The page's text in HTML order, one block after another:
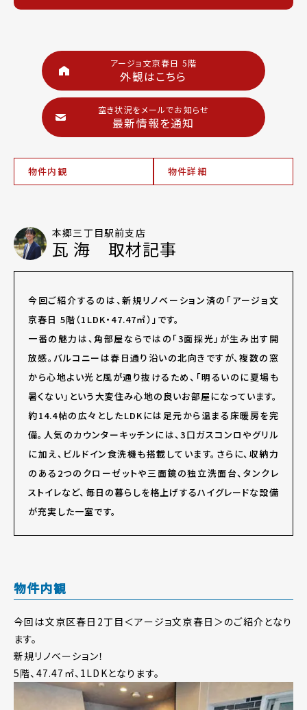
アージョ文京春日 5階
外観はこちら
空き状況をメールでお知らせ
最新情報を通知
物件内観 物件詳細
本郷三丁目駅前支店
瓦 海 取材記事
今回ご紹介するのは、新規リノベーション済の「アージョ文
京春日 5階（1LDK・47.47㎡）」です。
一番の魅力は、角部屋ならではの「3面採光」が生み出す開
放感。バルコニーは春日通り沿いの北向きですが、複数の窓
から心地よい光と風が通り抜けるため、「明るいのに夏場も
暑くない」という大変住み心地の良いお部屋になっています。
約14.4帖の広々としたLDKには足元から温まる床暖房を完
備。人気のカウンターキッチンには、3口ガスコンロやグリル
に加え、ビルドイン食洗機も搭載しています。さらに、収納力
のある2つのクローゼットや三面鏡の独立洗面台、タンクレ
ストイレなど、毎日の暮らしを格上げするハイグレードな設備
が充実した一室です。
物件内観
今回は文京区春日2丁目＜アージョ文京春日＞のご紹介となり
ます。
新規リノベーション！
5階、47.47㎡、1LDKとなります。